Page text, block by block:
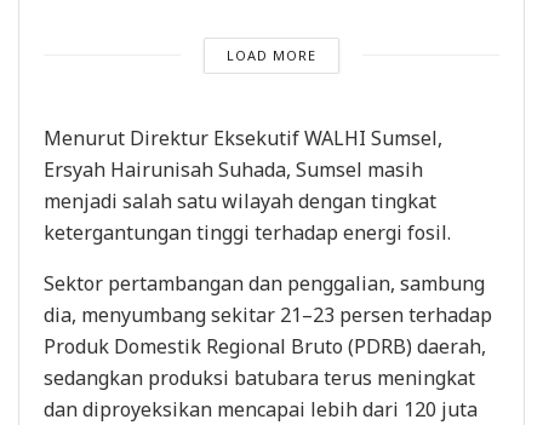
LOAD MORE
Menurut Direktur Eksekutif WALHI Sumsel,
Ersyah Hairunisah Suhada, Sumsel masih
menjadi salah satu wilayah dengan tingkat
ketergantungan tinggi terhadap energi fosil.
Sektor pertambangan dan penggalian, sambung
dia, menyumbang sekitar 21–23 persen terhadap
Produk Domestik Regional Bruto (PDRB) daerah,
sedangkan produksi batubara terus meningkat
dan diproyeksikan mencapai lebih dari 120 juta